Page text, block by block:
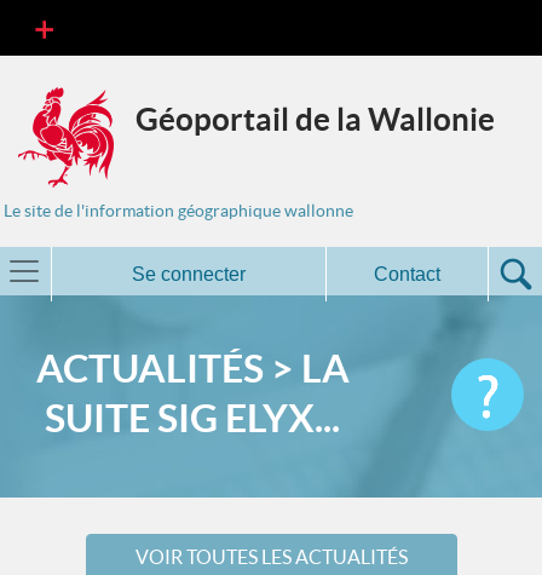
Géoportail de la Wallonie
Le site de l'information géographique wallonne
Se connecter Contact
ACTUALITÉS > LA
SUITE SIG ELYX...
VOIR TOUTES LES ACTUALITÉS